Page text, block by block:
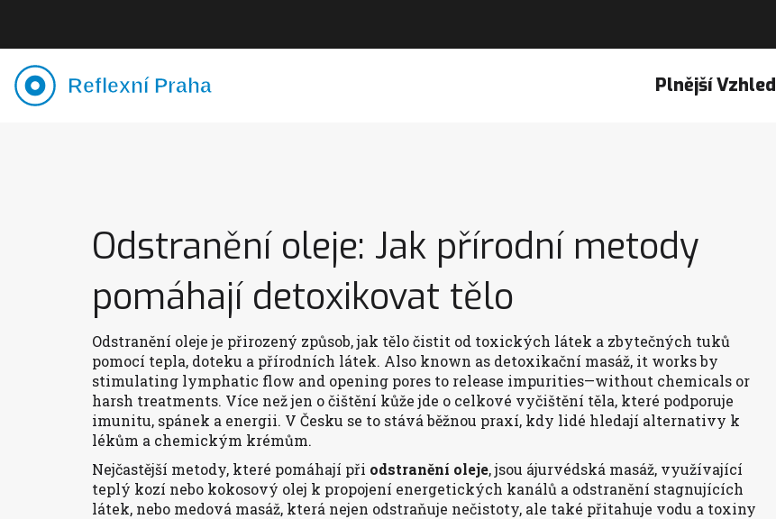
Plnější Vzhled
Odstranění oleje: Jak přírodní metody
pomáhají detoxikovat tělo
Odstranění oleje je přirozený způsob,jak tělo čistit od toxických látek a zbytečných tuků
pomocí tepla, doteku a přírodních látek. Also known as detoxikační masáž, it works by
stimulating lymphatic flow and opening pores to release impurities—without chemicals or
harsh treatments. Více než jen o čištění kůže jde o celkové vyčištění těla, které podporuje
imunitu, spánek a energii. V Česku se to stává běžnou praxí, kdy lidé hledají alternativy k
lékům a chemickým krémům.
Nejčastější metody, které pomáhají při odstranění oleje, jsou ájurvédská masáž, využívající
teplý kozí nebo kokosový olej k propojení energetických kanálů a odstranění stagnujících
látek, nebo medová masáž, která nejen odstraňuje nečistoty, ale také přitahuje vodu a toxiny